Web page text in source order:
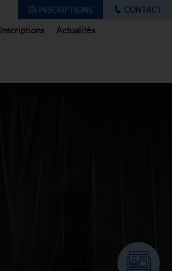
Inscriptions
Actualités
INSCRIPTIONS CONTACT